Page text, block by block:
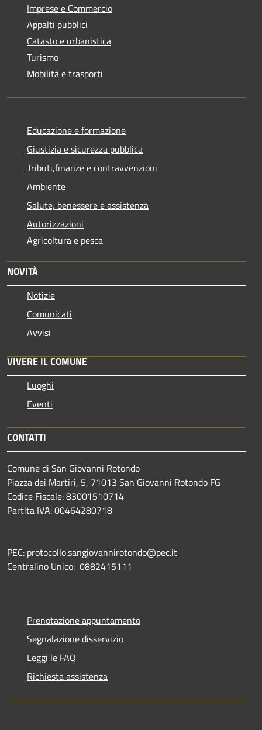
Imprese e Commercio
Appalti pubblici
Catasto e urbanistica
Turismo
Mobilità e trasporti
Educazione e formazione
Giustizia e sicurezza pubblica
Tributi,finanze e contravvenzioni
Ambiente
Salute, benessere e assistenza
Autorizzazioni
Agricoltura e pesca
NOVITÀ
Notizie
Comunicati
Avvisi
VIVERE IL COMUNE
Luoghi
Eventi
CONTATTI
Comune di San Giovanni Rotondo
Piazza dei Martiri, 5, 71013 San Giovanni Rotondo FG
Codice Fiscale: 83001510714
Partita IVA: 00464280718
PEC: protocollo.sangiovannirotondo@pec.it
Centralino Unico: 0882415111
Prenotazione appuntamento
Segnalazione disservizio
Leggi le FAQ
Richiesta assistenza